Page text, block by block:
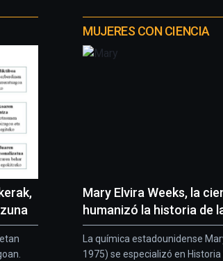
MUJERES CON CIENCIA
Mary Elvira Weeks, la
humanizó la historia de
La química estadounidense
1975) se especializó en Historia